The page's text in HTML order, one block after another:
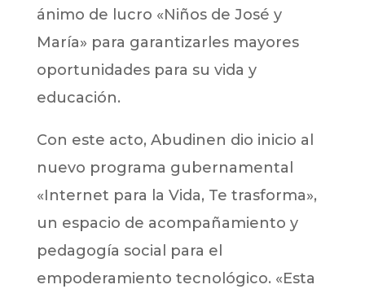
ánimo de lucro «Niños de José y
María» para garantizarles mayores
oportunidades para su vida y
educación.
Con este acto, Abudinen dio inicio al
nuevo programa gubernamental
«Internet para la Vida, Te trasforma»,
un espacio de acompañamiento y
pedagogía social para el
empoderamiento tecnológico. «Esta